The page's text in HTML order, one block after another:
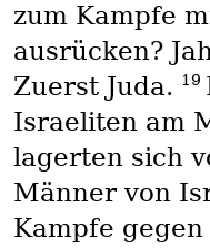
zum Kampfe
ausrücken?
Zuerst Juda. 19
Israeliten am
lagerten sich
Männer von
Kampfe